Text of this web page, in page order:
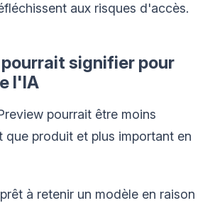
aux risques d'accès.
signifier pour
l'IA
pourrait être moins
que produit et plus important en
à retenir un modèle en raison